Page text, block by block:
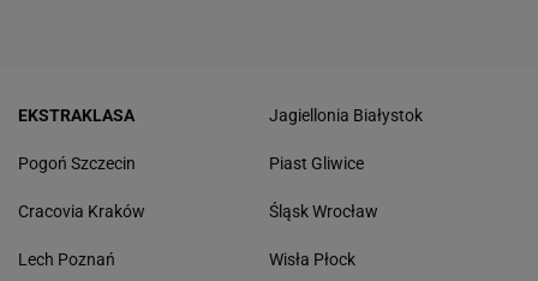
EKSTRAKLASA
Pogoń Szczecin
Cracovia Kraków
Lech Poznań
Jagiellonia Białystok
Piast Gliwice
Śląsk Wrocław
Wisła Płock